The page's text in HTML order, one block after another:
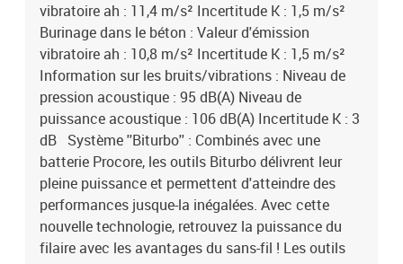
vibratoire ah : 11,4 m/s² Incertitude K : 1,5 m/s²
Burinage dans le béton : Valeur d'émission
vibratoire ah : 10,8 m/s² Incertitude K : 1,5 m/s²
Information sur les bruits/vibrations : Niveau de
pression acoustique : 95 dB(A) Niveau de
puissance acoustique : 106 dB(A) Incertitude K : 3
dB Système ''Biturbo'' : Combinés avec une
batterie Procore, les outils Biturbo délivrent leur
pleine puissance et permettent d'atteindre des
performances jusque-la inégalées. Avec cette
nouvelle technologie, retrouvez la puissance du
filaire avec les avantages du sans-fil ! Les outils